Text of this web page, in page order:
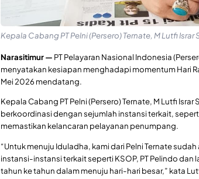
Kepala Cabang PT Pelni (Persero) Ternate, M Lutfi
Narasitimur — PT Pelayaran Nasional Indonesia
menyatakan kesiapan menghadapi momentum Hari
Mei 2026 mendatang.
Kepala Cabang PT Pelni (Persero) Ternate, M Lutfi
berkoordinasi dengan sejumlah instansi terkait,
memastikan kelancaran pelayanan penumpang.
“Untuk menuju Iduladha, kami dari Pelni Ternate
instansi-instansi terkait seperti KSOP, PT Pelindo
tahun ke tahun dalam menuju hari-hari besar,” kata